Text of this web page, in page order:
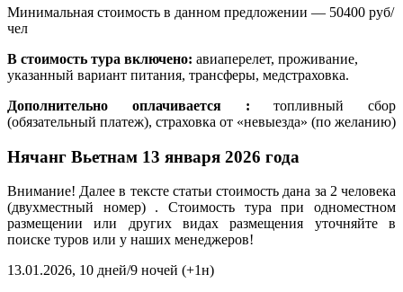
Минимальная стоимость в данном предложении — 50400 руб/
чел
В стоимость тура включено: авиаперелет, проживание,
указанный вариант питания, трансферы, медстраховка.
Дополнительно оплачивается : топливный сбор
(обязательный платеж), страховка от «невыезда» (по желанию)
Нячанг Вьетнам 13 января 2026 года
Внимание! Далее в тексте статьи стоимость дана за 2 человека
(двухместный номер) . Стоимость тура при одноместном
размещении или других видах размещения уточняйте в
поиске туров или у наших менеджеров!
13.01.2026, 10 дней/9 ночей (+1н)